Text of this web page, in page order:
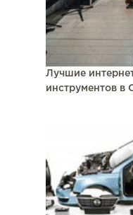
Лучшие
инструментов в